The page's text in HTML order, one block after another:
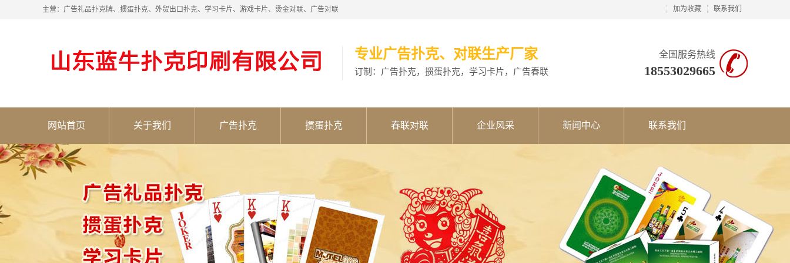
主营：广告礼品扑克牌、掼蛋扑克、外贸出口扑克、学习卡片、游戏卡片、烫金对联、广告对联 加为收藏 联系我们
专业广告扑克、对联生产厂家
订制：广告扑克，掼蛋扑克，学习卡片，广告春联
全国服务热线
18553029665
网站首页 关于我们 广告扑克 掼蛋扑克 春联对联 企业风采 新闻中心 联系我们